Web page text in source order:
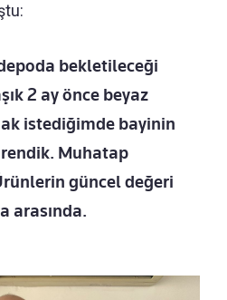
bekletileceği
2 ay önce beyaz
istediğimde bayinin
Muhatap
güncel değeri
arasında.